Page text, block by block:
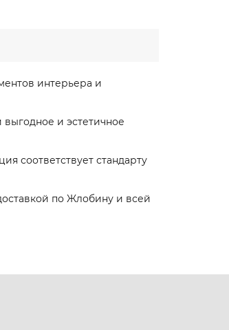
интерьера и
и эстетичное
соответствует стандарту
по Жлобину и всей